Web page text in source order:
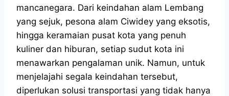
mancanegara. Dari keindahan alam Lembang
yang sejuk, pesona alam Ciwidey yang eksotis,
hingga keramaian pusat kota yang penuh
kuliner dan hiburan, setiap sudut kota ini
menawarkan pengalaman unik. Namun, untuk
menjelajahi segala keindahan tersebut,
diperlukan solusi transportasi yang tidak hanya